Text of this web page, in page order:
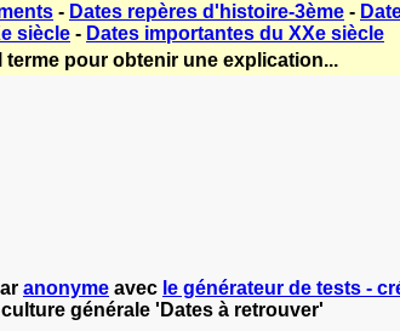
- Dates repères d'histoire-3ème -
siècle - Dates importantes du XXe siècle
pour obtenir une explication...
anonyme avec le générateur de tests -
générale 'Dates à retrouver'